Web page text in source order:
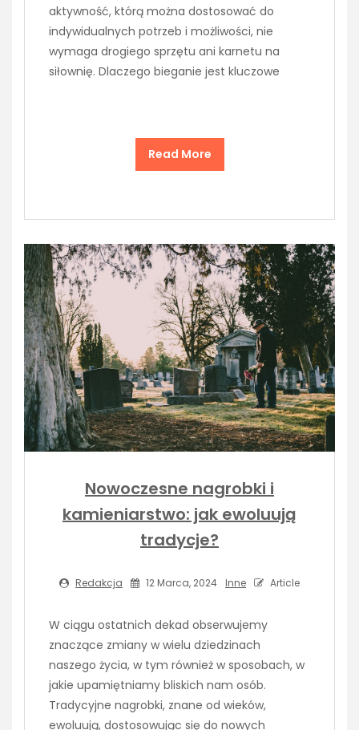
aktywność, którą można dostosować do
indywidualnych potrzeb i możliwości, nie
wymaga drogiego sprzętu ani karnetu na
siłownię. Dlaczego bieganie jest kluczowe
Read More
Nowoczesne nagrobki i
kamieniarstwo: jak ewoluują
tradycje?
Redakcja 12 Marca, 2024 Inne Article
W ciągu ostatnich dekad obserwujemy
znaczące zmiany w wielu dziedzinach
naszego życia, w tym również w sposobach, w
jakie upamiętniamy bliskich nam osób.
Tradycyjne nagrobki, znane od wieków,
ewoluują, dostosowując się do nowych